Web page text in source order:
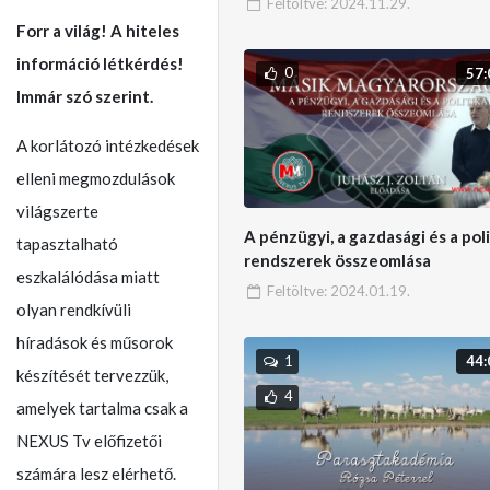
Forr a világ! A hiteles
információ létkérdés!
Immár szó szerint.
A korlátozó intézkedések
elleni megmozdulások
világszerte
tapasztalható
eszkalálódása miatt
olyan rendkívüli
híradások és műsorok
készítését tervezzük,
amelyek tartalma csak a
NEXUS Tv előfizetői
számára lesz elérhető.
0
A pénzügyi, a gazdasági és a
rendszerek összeomlása
Feltöltve: 2024.01.19.
1
4